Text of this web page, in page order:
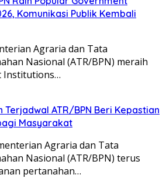
Komunikasi Publik Kembali
Agraria dan Tata
Nasional (ATR/BPN) meraih
Institutions…
Terjadwal ATR/BPN Beri Kepastian
Masyarakat
Agraria dan Tata
Nasional (ATR/BPN) terus
pertanahan…